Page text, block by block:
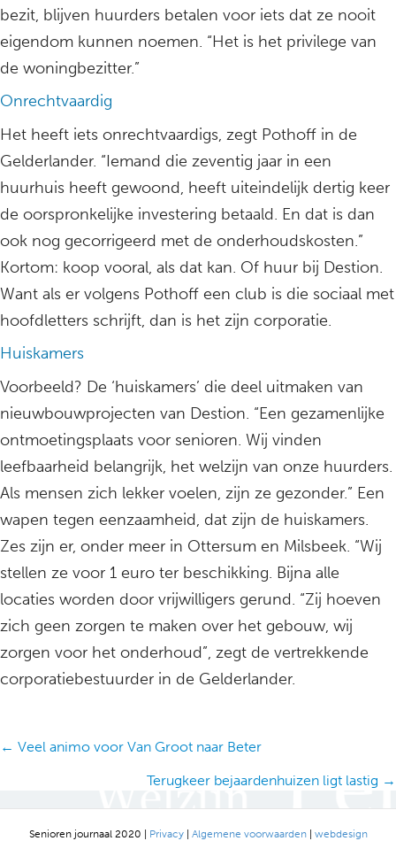
bezit, blijven huurders betalen voor iets dat ze nooit
eigendom kunnen noemen. “Het is het privilege van
de woningbezitter.”
Onrechtvaardig
Het heeft iets onrechtvaardigs, zegt Pothoff in de
Gelderlander. “Iemand die zeventig jaar in een
huurhuis heeft gewoond, heeft uiteindelijk dertig keer
de oorspronkelijke investering betaald. En dat is dan
ook nog gecorrigeerd met de onderhoudskosten.”
Kortom: koop vooral, als dat kan. Of huur bij Destion.
Want als er volgens Pothoff een club is die sociaal met
hoofdletters schrijft, dan is het zijn corporatie.
Huiskamers
Voorbeeld? De ‘huiskamers’ die deel uitmaken van
nieuwbouwprojecten van Destion. “Een gezamenlijke
ontmoetingsplaats voor senioren. Wij vinden
leefbaarheid belangrijk, het welzijn van onze huurders.
Als mensen zich lekker voelen, zijn ze gezonder.” Een
wapen tegen eenzaamheid, dat zijn de huiskamers.
Zes zijn er, onder meer in Ottersum en Milsbeek. “Wij
stellen ze voor 1 euro ter beschikking. Bijna alle
locaties worden door vrijwilligers gerund. “Zij hoeven
zich geen zorgen te maken over het gebouw, wij
zorgen voor het onderhoud”, zegt de vertrekkende
corporatiebestuurder in de Gelderlander.
Posts
← Veel animo voor Van Groot naar Beter
Terugkeer bejaardenhuizen ligt lastig →
Senioren journaal 2020 | Privacy| Algemene voorwaarden| webdesign